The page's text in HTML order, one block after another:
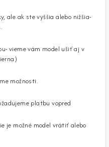
ale ak ste vyššia alebo nižšia-
vieme vám model ušiť aj v
možnosti.
platbu vopred
je možné model vrátiť alebo